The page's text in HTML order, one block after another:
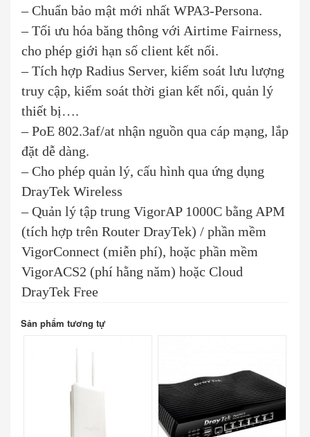
– Chuẩn bảo mật mới nhất WPA3-Persona.
– Tối ưu hóa băng thông với Airtime Fairness,
cho phép giới hạn số client kết nối.
– Tích hợp Radius Server, kiếm soát lưu lượng
truy cập, kiểm soát thời gian kết nối, quản lý
thiết bị….
– PoE 802.3af/at nhận nguồn qua cáp mạng, lắp
đặt dễ dàng.
– Cho phép quản lý, cấu hình qua ứng dụng
DrayTek Wireless
– Quản lý tập trung VigorAP 1000C bằng APM
(tích hợp trên Router DrayTek) / phần mềm
VigorConnect (miễn phí), hoặc phần mềm
VigorACS2 (phí hằng năm) hoặc Cloud
DrayTek Free
Sản phẩm tương tự